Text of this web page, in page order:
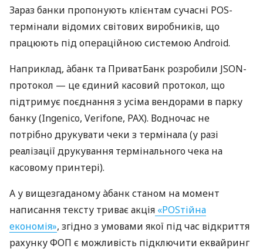
Зараз банки пропонують клієнтам сучасні POS-
термінали відомих світових виробників, що
працюють під операційною системою Android.
Наприклад, àбанк та ПриватБанк розробили JSON-
протокол — це єдиний касовий протокол, що
підтримує поєднання з усіма вендорами в парку
банку (Ingenico, Verifone, PAX). Водночас не
потрібно друкувати чеки з термінала (у разі
реалізації друкування термінального чека на
касовому принтері).
А у вищезгаданому àбанк станом на момент
написання тексту триває акція «POSтійна
економія», згідно з умовами якої під час відкриття
рахунку ФОП є можливість підключити еквайринг